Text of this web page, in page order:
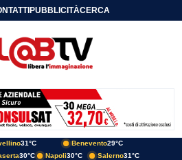
PUBBLICITÀCERCA
31°C Benevento29°C
30°C Napoli30°C Salerno31°C